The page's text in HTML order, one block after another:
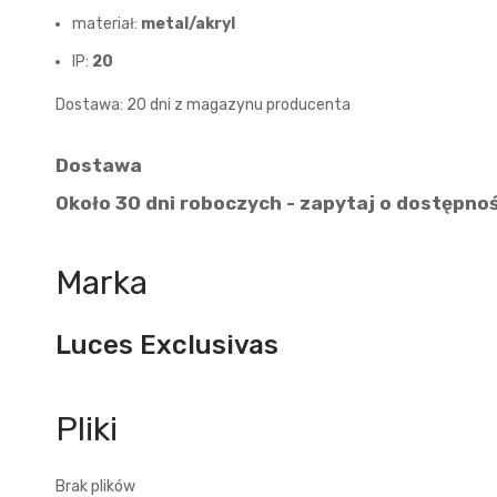
materiał: metal/akryl
IP: 20
Dostawa: 20 dni z magazynu producenta
Dostawa
Około 30 dni roboczych - zapytaj o
Marka
Luces Exclusivas
Brak plików